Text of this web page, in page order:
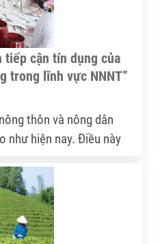
tiếp cận tín dụng của
trong lĩnh vực NNNT”
thôn và nông dân
như hiện nay. Điều này
tiềm năng này. Từ
Nghị định 41 về chính
triển nông nghiệp nông
67 đã không còn phù